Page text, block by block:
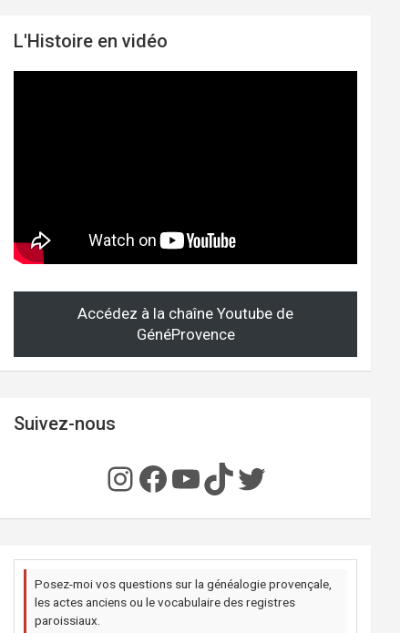
L'Histoire en vidéo
Accédez à la chaîne Youtube de
GénéProvence
Suivez-nous
Instagram
Facebook
YouTube
TikTok
Twitter
Posez-moi vos questions sur la généalogie provençale,
les actes anciens ou le vocabulaire des registres
paroissiaux.